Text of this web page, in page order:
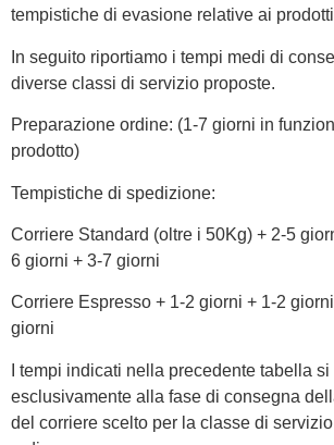
tempistiche di evasione relative ai
In seguito riportiamo i tempi medi di
diverse classi di servizio proposte.
Preparazione ordine: (1-7 giorni in
prodotto)
Tempistiche di spedizione:
Corriere Standard (oltre i 50Kg) + 2-5
6 giorni + 3-7 giorni
Corriere Espresso + 1-2 giorni + 1-2
giorni
I tempi indicati nella precedente tabella
esclusivamente alla fase di consegna
del corriere scelto per la classe di